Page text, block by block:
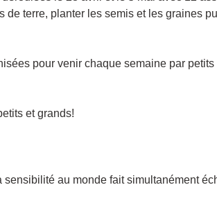
de terre, planter les semis et les graines
pour venir chaque semaine par
et grands!
au monde fait simultanément